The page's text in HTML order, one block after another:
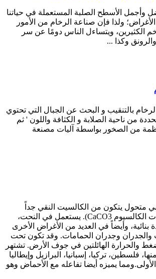
وأجمل الأسطح الصلبة المستعملة في حياتنا
ولذا فإن صناعة الرخام من الأمور
الكثيرين، ويتساءل الناس دومًا عن سر
وكذا ...
بالتنقيب و البحث عن الجبال التي تحتوي
من ناحية الصلابة و الكثافة واللون ' ثم
من الصخور بواسطة آليات مصنعة
متحول يتكون من الكالسيت النقي جداً
(شكل بلوري لكربونات الكالسيوم CaCO3). يستعمل في النحت،
وأيضاً في العديد من الأغراض الأخرى
والجدران وجدران الحمامات. وقد تكون تحت
والحرارة الهائلتين في جوف الأرض. تشتهر
فلسطين، تركيا، إسبانيا، البرازيل وإيطاليا
الأولى.ومما يميزه أيضا تفاعله مع الأحماض وهو